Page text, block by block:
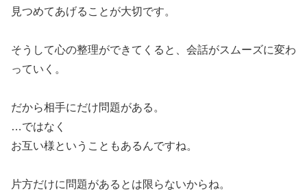
見つめてあげることが大切です。
そうして心の整理ができてくると、会話がスムーズに変わ
っていく。
だから相手にだけ問題がある。
…ではなく
お互い様ということもあるんですね。
片方だけに問題があるとは限らないからね。